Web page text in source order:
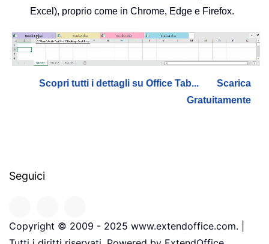
Excel), proprio come in Chrome, Edge e Firefox.
Scopri tutti i dettagli su Office Tab...
Scarica
Gratuitamente
Seguici
Copyright © 2009 - 2025 www.extendoffice.com. |